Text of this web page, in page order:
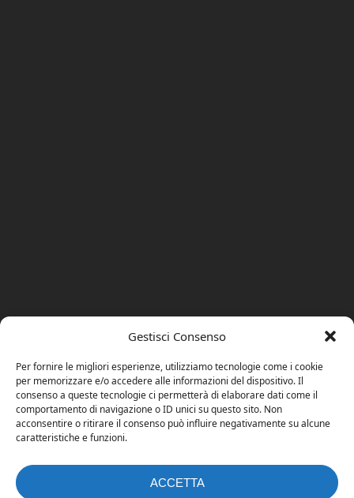
Gestisci Consenso
Per fornire le migliori esperienze, utilizziamo tecnologie come i cookie
per memorizzare e/o accedere alle informazioni del dispositivo. Il
consenso a queste tecnologie ci permetterà di elaborare dati come il
comportamento di navigazione o ID unici su questo sito. Non
acconsentire o ritirare il consenso può influire negativamente su alcune
caratteristiche e funzioni.
ACCETTA